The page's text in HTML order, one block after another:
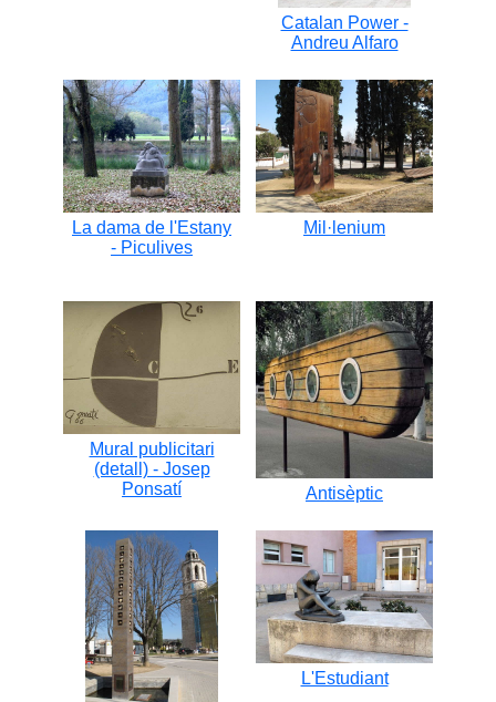
Catalan Power -
Andreu Alfaro
La dama de l'Estany
- Piculives
Mil·lenium
Mural publicitari
(detall) - Josep
Ponsatí
Antisèptic
L'Estudiant